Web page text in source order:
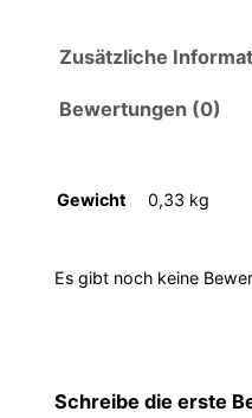
Zusätzliche
Bewertungen (0)
Gewicht 0,33 kg
Es gibt noch keine
Schreibe die erste